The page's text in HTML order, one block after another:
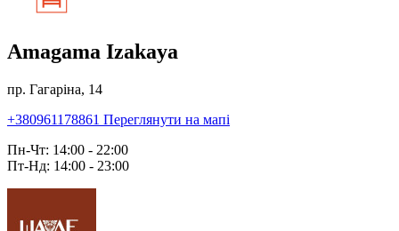
Amagama Izakaya
пр. Гагаріна, 14
+380961178861 Переглянути на мапі
Пн-Чт: 14:00 - 22:00
Пт-Нд: 14:00 - 23:00